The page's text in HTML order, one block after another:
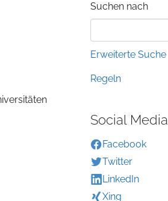
Suchformular
Suchen nach
Erweiterte Suche
Regeln
Social Media
Facebook
Twitter
LinkedIn
Xing